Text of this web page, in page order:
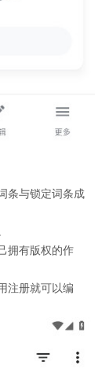
条与锁定词条成
拥有版权的作
注册就可以编